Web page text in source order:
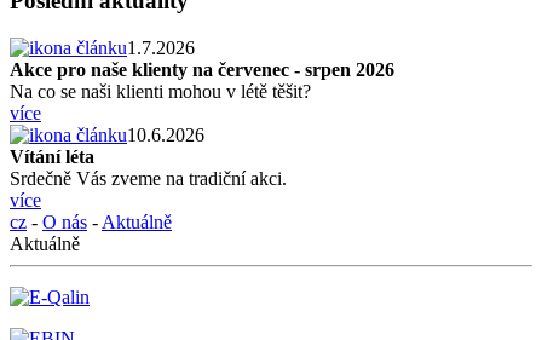
1.7.2026
Akce pro naše klienty na červenec - srpen 2026
Na co se naši klienti mohou v létě těšit?
více
10.6.2026
Vítání léta
Srdečně Vás zveme na tradiční akci.
více
cz - O nás - Aktuálně
Aktuálně